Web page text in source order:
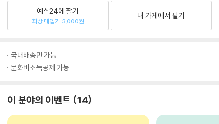
예스24에 팔기
최상 매입가 3,000원
내 가게에서 팔기
국내배송만 가능
문화비소득공제 가능
이 분야의 이벤트 14